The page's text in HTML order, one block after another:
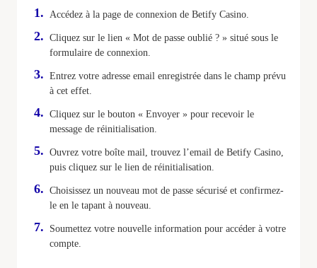
Accédez à la page de connexion de Betify Casino.
Cliquez sur le lien « Mot de passe oublié ? » situé sous le
formulaire de connexion.
Entrez votre adresse email enregistrée dans le champ prévu
à cet effet.
Cliquez sur le bouton « Envoyer » pour recevoir le
message de réinitialisation.
Ouvrez votre boîte mail, trouvez l’email de Betify Casino,
puis cliquez sur le lien de réinitialisation.
Choisissez un nouveau mot de passe sécurisé et confirmez-
le en le tapant à nouveau.
Soumettez votre nouvelle information pour accéder à votre
compte.